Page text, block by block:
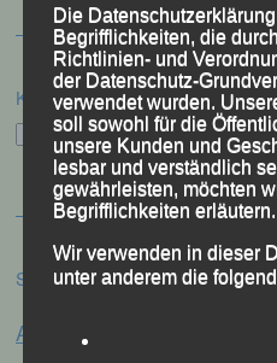
Kategorien
Kategorien
Schlagwörter
Alex Sellner
Die
Begrifflichkeiten, die
Richtlinien- und
der Datenschutz-
verwendet wurden.
soll sowohl für die
unsere Kunden und
lesbar und verständlich
gewährleisten, möchten
Begrifflichkeiten erläutern.
Wir verwenden in dieser
unter anderem die